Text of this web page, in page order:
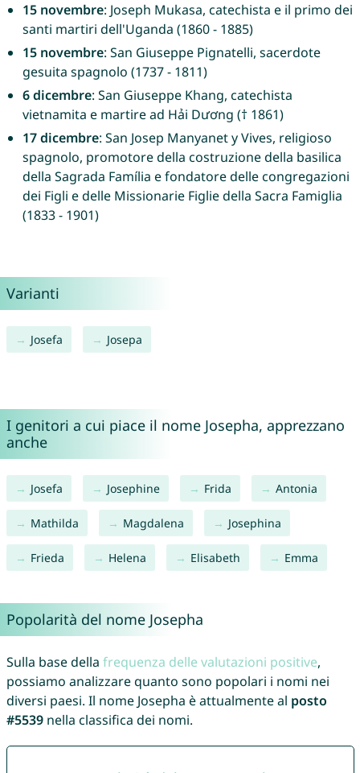
15 novembre: Joseph Mukasa, catechista e il primo dei
santi martiri dell'Uganda (1860 - 1885)
15 novembre: San Giuseppe Pignatelli, sacerdote
gesuita spagnolo (1737 - 1811)
6 dicembre: San Giuseppe Khang, catechista
vietnamita e martire ad Hải Dương († 1861)
17 dicembre: San Josep Manyanet y Vives, religioso
spagnolo, promotore della costruzione della basilica
della Sagrada Família e fondatore delle congregazioni
dei Figli e delle Missionarie Figlie della Sacra Famiglia
(1833 - 1901)
Varianti
Josefa Josepa
I genitori a cui piace il nome Josepha, apprezzano
anche
Josefa Josephine Frida Antonia
Mathilda Magdalena Josephina
Frieda Helena Elisabeth Emma
Popolarità del nome Josepha
Sulla base della frequenza delle valutazioni positive,
possiamo analizzare quanto sono popolari i nomi nei
diversi paesi. Il nome Josepha è attualmente al posto
#5539nella classifica dei nomi.